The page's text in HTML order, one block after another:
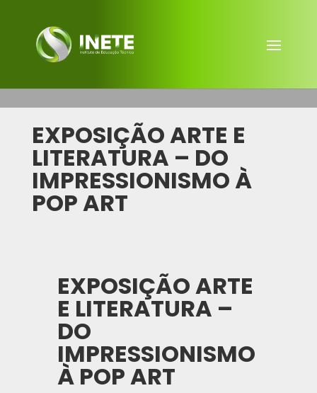
EXPOSIÇÃO ARTE E
LITERATURA – DO
IMPRESSIONISMO À
POP ART
EXPOSIÇÃO ARTE
E LITERATURA –
DO
IMPRESSIONISMO
À POP ART